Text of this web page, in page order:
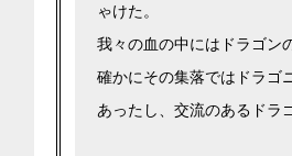
ゃけた。
我々の血の中にはドラゴン
確かにその集落ではドラゴ
あったし、交流のあるドラ